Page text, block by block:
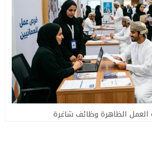
العمل الظاهرة وظائف شاغرة